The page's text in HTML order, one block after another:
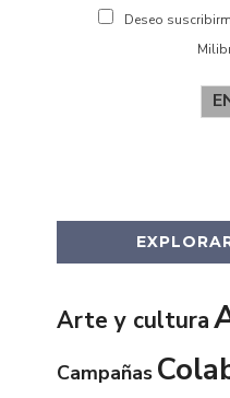
Deseo
Arte y cultura
Campañas